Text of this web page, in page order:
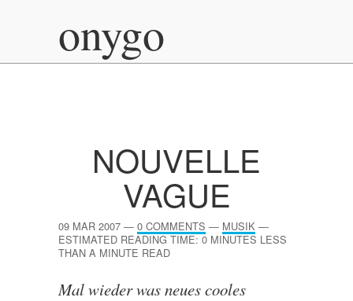
onygo
NOUVELLE
VAGUE
09 MAR 2007 — 0 COMMENTS — MUSIK —
ESTIMATED READING TIME: 0 MINUTES LESS
THAN A MINUTE READ
Mal wieder was neues cooles